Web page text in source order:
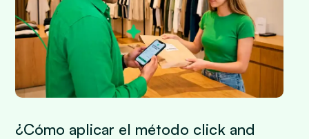
¿Cómo aplicar el método click and